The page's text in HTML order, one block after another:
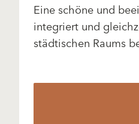
Eine schöne und
integriert und
städtischen Raums